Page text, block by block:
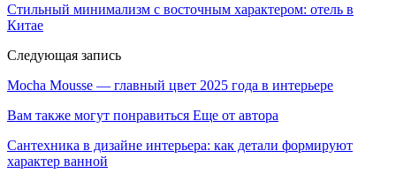
Стильный минимализм с восточным характером: отель в
Китае
Следующая запись
Mocha Mousse — главный цвет 2025 года в интерьере
Вам также могут понравиться Еще от автора
Сантехника в дизайне интерьера: как детали формируют
характер ванной